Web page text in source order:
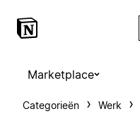
Marketplace
Categorieën Werk